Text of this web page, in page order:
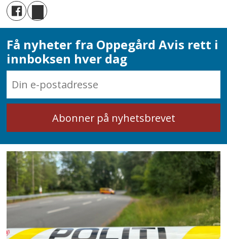
Få nyheter fra Oppegård Avis rett i
innboksen hver dag